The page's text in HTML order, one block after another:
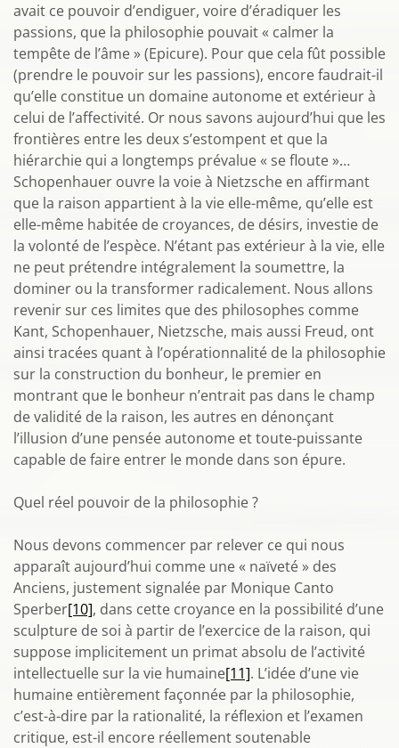
avait ce pouvoir d’endiguer, voire d’éradiquer les
passions, que la philosophie pouvait « calmer la
tempête de l’âme » (Epicure). Pour que cela fût possible
(prendre le pouvoir sur les passions), encore faudrait-il
qu’elle constitue un domaine autonome et extérieur à
celui de l’affectivité. Or nous savons aujourd’hui que les
frontières entre les deux s’estompent et que la
hiérarchie qui a longtemps prévalue « se floute »…
Schopenhauer ouvre la voie à Nietzsche en affirmant
que la raison appartient à la vie elle-même, qu’elle est
elle-même habitée de croyances, de désirs, investie de
la volonté de l’espèce. N’étant pas extérieur à la vie, elle
ne peut prétendre intégralement la soumettre, la
dominer ou la transformer radicalement. Nous allons
revenir sur ces limites que des philosophes comme
Kant, Schopenhauer, Nietzsche, mais aussi Freud, ont
ainsi tracées quant à l’opérationnalité de la philosophie
sur la construction du bonheur, le premier en
montrant que le bonheur n’entrait pas dans le champ
de validité de la raison, les autres en dénonçant
l’illusion d’une pensée autonome et toute-puissante
capable de faire entrer le monde dans son épure.
Quel réel pouvoir de la philosophie ?
Nous devons commencer par relever ce qui nous
apparaît aujourd’hui comme une « naïveté » des
Anciens, justement signalée par Monique Canto
Sperber[10], dans cette croyance en la possibilité d’une
sculpture de soi à partir de l’exercice de la raison, qui
suppose implicitement un primat absolu de l’activité
intellectuelle sur la vie humaine[11]. L’idée d’une vie
humaine entièrement façonnée par la philosophie,
c’est-à-dire par la rationalité, la réflexion et l’examen
critique, est-il encore réellement soutenable